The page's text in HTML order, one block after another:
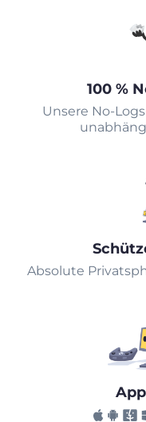
100 %
Unsere No-
Absolute